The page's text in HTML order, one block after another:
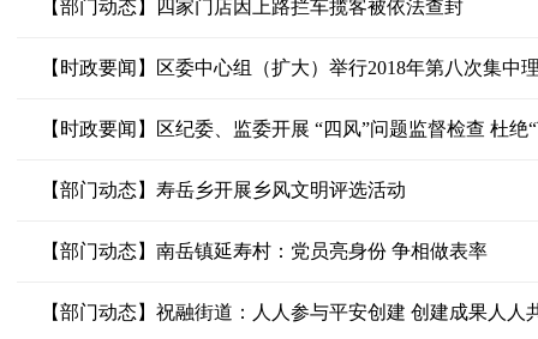
【部门动态】四家门店因上路拦车揽客被依法查封
【时政要闻】区委中心组（扩大）举行2018年第八次集中
【时政要闻】区纪委、监委开展 “四风”问题监督检查 杜绝
【部门动态】寿岳乡开展乡风文明评选活动
【部门动态】南岳镇延寿村：党员亮身份 争相做表率
【部门动态】祝融街道：人人参与平安创建 创建成果人人